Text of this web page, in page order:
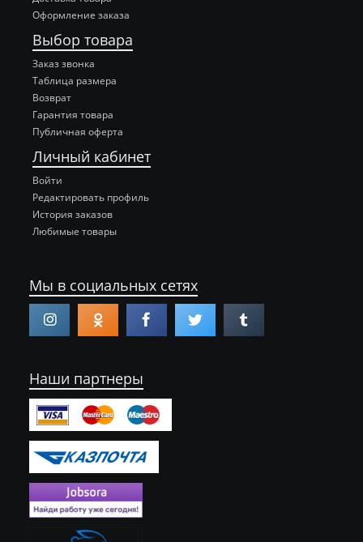
Оформление заказа
Выбор товара
Заказ звонка
Таблица размера
Возврат
Гарантия товара
Публичная оферта
Личный кабинет
Войти
Редактировать профиль
История заказов
Любимые товары
Мы в социальных сетях
Наши партнеры